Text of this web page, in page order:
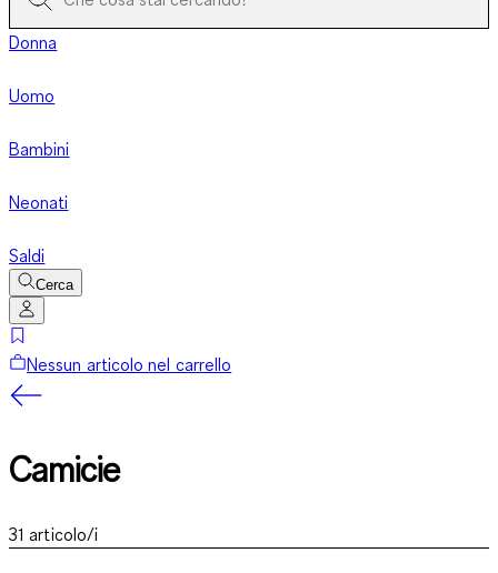
Donna
Uomo
Bambini
Neonati
Saldi
Cerca
Nessun articolo nel carrello
Camicie
31 articolo/i